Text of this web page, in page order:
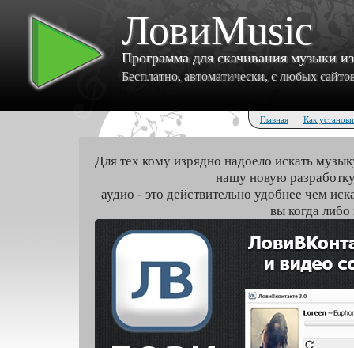
ЛовиMusic
Программа для скачивания музыки
Бесплатно, автоматически, с любых
Главная | Как
Для тех кому изрядно надоело искать
нашу новую
аудио - это действительно удобнее чем
вы когда либо